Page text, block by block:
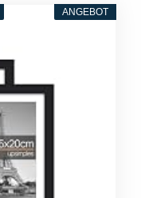
ANGEBOT